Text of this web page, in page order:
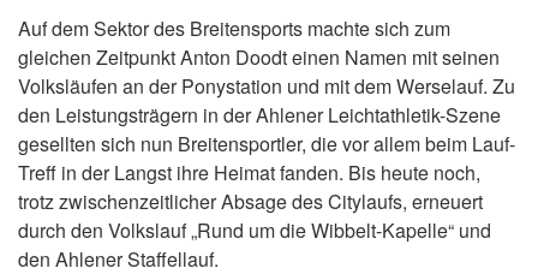
Auf dem Sektor des Breitensports machte sich zum
gleichen Zeitpunkt Anton Doodt einen Namen mit seinen
Volksläufen an der Ponystation und mit dem Werselauf. Zu
den Leistungsträgern in der Ahlener Leichtathletik-Szene
gesellten sich nun Breitensportler, die vor allem beim Lauf-
Treff in der Langst ihre Heimat fanden. Bis heute noch,
trotz zwischenzeitlicher Absage des Citylaufs, erneuert
durch den Volkslauf „Rund um die Wibbelt-Kapelle“ und
den Ahlener Staffellauf.